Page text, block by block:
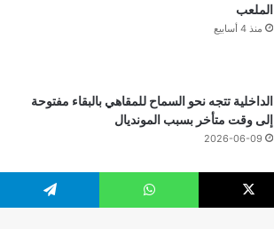
الملعب
منذ 4 أسابيع
الداخلية تتجه نحو السماح للمقاهي بالبقاء مفتوحة
إلى وقت متأخر بسبب المونديال
2026-06-09
واتساب تيلقرام